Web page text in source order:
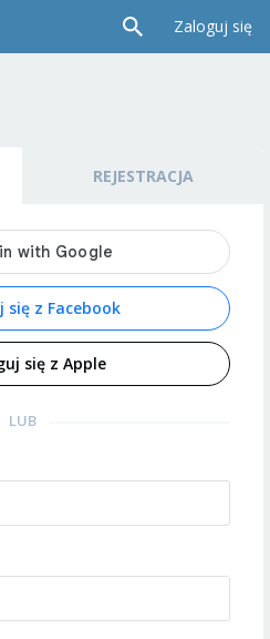
Zaloguj się
REJESTRACJA
się z Facebook
się z Apple
LUB